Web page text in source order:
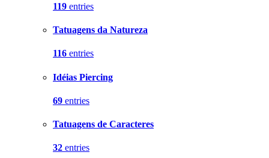
119 entries
Tatuagens da Natureza
116 entries
Idéias Piercing
69 entries
Tatuagens de Caracteres
32 entries